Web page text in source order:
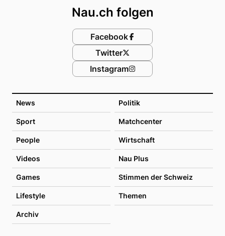
News Politik
Sport Matchcenter
People Wirtschaft
Videos Nau Plus
Games Stimmen der Schweiz
Lifestyle Themen
Archiv
Nau.ch folgen
Facebook
Twitter
Instagram